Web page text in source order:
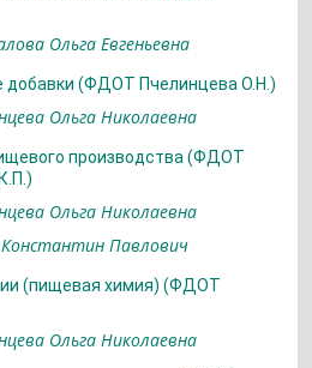
Ольга Евгеньевна
добавки (ФДОТ Пчелинцева О.Н.)
Ольга Николаевна
производства (ФДОТ
Ольга Николаевна
Павлович
(пищевая химия) (ФДОТ
Ольга Николаевна